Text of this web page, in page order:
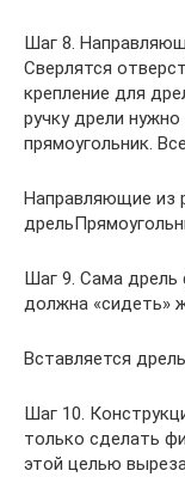
Шаг 8.
Сверлятся
крепление для
ручку дрели
прямоугольник.
Направляющие из
Шаг 9. Сама дрель
должна «сидеть»
Вставляется
Шаг 10.
только сделать
этой целью